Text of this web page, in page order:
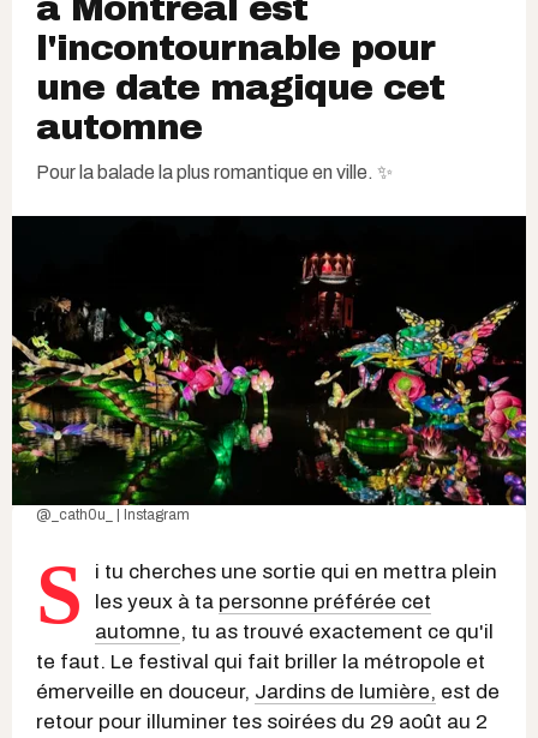
à Montréal est
l'incontournable pour
une date magique cet
automne
Pour la balade la plus romantique en ville. ✨
@_cath0u_ | Instagram
S
i tu cherches une sortie qui en mettra plein
les yeux à ta personne préférée cet
automne, tu as trouvé exactement ce qu'il
te faut. Le festival qui fait briller la métropole et
émerveille en douceur, Jardins de lumière, est de
retour pour illuminer tes soirées du 29 août au 2